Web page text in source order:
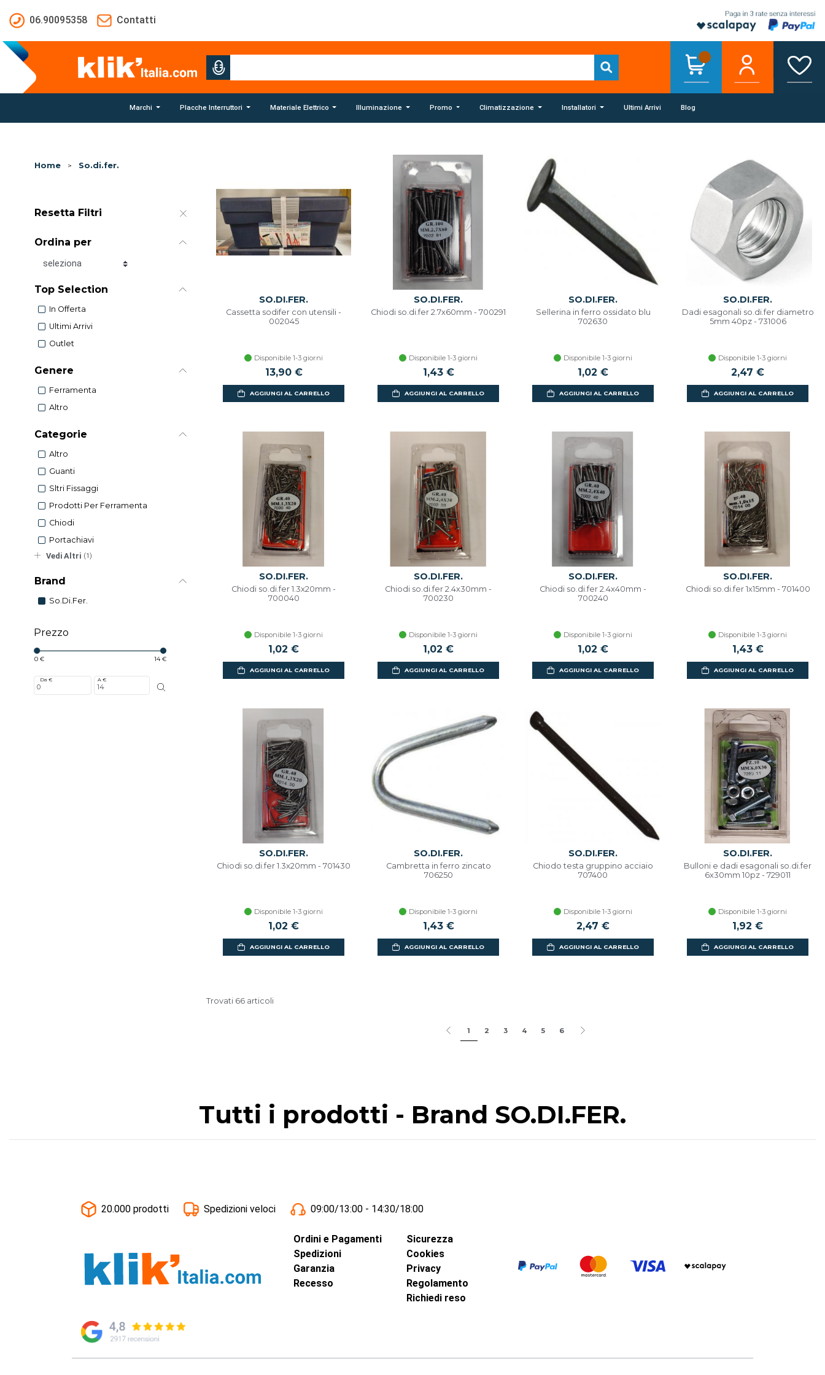
06.90095358
Contatti
Marchi Placche Interruttori Materiale Elettrico Illuminazione Promo Climatizzazione Installatori Ultimi Arrivi Blog
Home > So.di.fer.
Resetta Filtri
Ordina per
Ordina per
Top Selection
In Offerta
Ultimi Arrivi
Outlet
Genere
Ferramenta
Altro
Categorie
Altro
Guanti
Sltri Fissaggi
Prodotti Per Ferramenta
Chiodi
Portachiavi
Vedi Altri (1)
Brand
So.di.fer.
Prezzo
0 € 14 €
Da € A €
SO.DI.FER.
Cassetta sodifer con utensili -
002045
Disponibile 1-3 giorni
13,90 €
AGGIUNGI AL CARRELLO
SO.DI.FER.
Chiodi so.di.fer 2.7x60mm - 700291
Disponibile 1-3 giorni
1,43 €
AGGIUNGI AL CARRELLO
SO.DI.FER.
Sellerina in ferro ossidato blu
702630
Disponibile 1-3 giorni
1,02 €
AGGIUNGI AL CARRELLO
SO.DI.FER.
Dadi esagonali so.di.fer diametro
5mm 40pz - 731006
Disponibile 1-3 giorni
2,47 €
AGGIUNGI AL CARRELLO
SO.DI.FER.
Chiodi so.di.fer 1.3x20mm -
700040
Disponibile 1-3 giorni
1,02 €
AGGIUNGI AL CARRELLO
SO.DI.FER.
Chiodi so.di.fer 2.4x30mm -
700230
Disponibile 1-3 giorni
1,02 €
AGGIUNGI AL CARRELLO
SO.DI.FER.
Chiodi so.di.fer 2.4x40mm -
700240
Disponibile 1-3 giorni
1,02 €
AGGIUNGI AL CARRELLO
SO.DI.FER.
Chiodi so.di.fer 1x15mm - 701400
Disponibile 1-3 giorni
1,43 €
AGGIUNGI AL CARRELLO
SO.DI.FER.
Chiodi so.di.fer 1.3x20mm - 701430
Disponibile 1-3 giorni
1,02 €
AGGIUNGI AL CARRELLO
SO.DI.FER.
Cambretta in ferro zincato
706250
Disponibile 1-3 giorni
1,43 €
AGGIUNGI AL CARRELLO
SO.DI.FER.
Chiodo testa gruppino acciaio
707400
Disponibile 1-3 giorni
2,47 €
AGGIUNGI AL CARRELLO
SO.DI.FER.
Bulloni e dadi esagonali so.di.fer
6x30mm 10pz - 729011
Disponibile 1-3 giorni
1,92 €
AGGIUNGI AL CARRELLO
Trovati 66 articoli
1 2 3 4 5 6
Tutti i prodotti - Brand SO.DI.FER.
20.000 prodotti Spedizioni veloci 09:00/13:00 - 14:30/18:00
Ordini e Pagamenti
Spedizioni
Garanzia
Recesso
Sicurezza
Cookies
Privacy
Regolamento
Richiedi reso